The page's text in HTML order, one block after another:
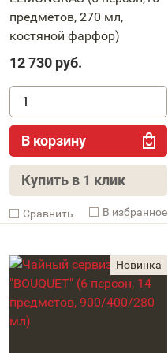
предметов, 270 мл,
костяной фарфор)
12 730 руб.
В корзину
Купить в 1 клик
Cравнить В избранное